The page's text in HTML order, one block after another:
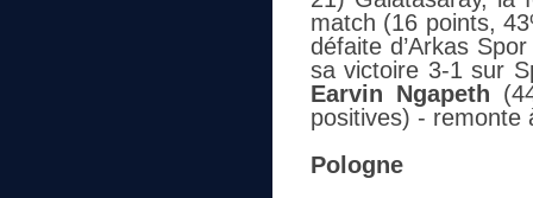
match (16 points,
défaite d’Arkas
sa victoire 3-1 sur
Earvin Ngapeth
positives) - remonte
Pologne